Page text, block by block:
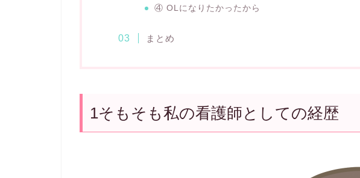
④ OLになりたかったから
まとめ
1そもそも私の看護師としての経歴